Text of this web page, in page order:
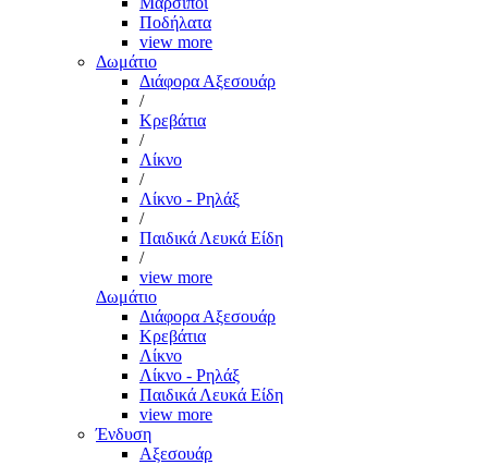
Ποδήλατα
view more
Δωμάτιο
Διάφορα Αξεσουάρ
/
Κρεβάτια
/
Λίκνο
/
Λίκνο - Ρηλάξ
/
Παιδικά Λευκά Είδη
/
view more
Δωμάτιο
Διάφορα Αξεσουάρ
Κρεβάτια
Λίκνο
Λίκνο - Ρηλάξ
Παιδικά Λευκά Είδη
view more
Ένδυση
Αξεσουάρ